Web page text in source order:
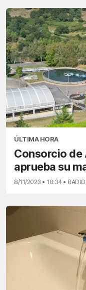
ÚLTIMA HORA
Consorcio de
aprueba su
8/11/2023 • 10:34 • RADIO